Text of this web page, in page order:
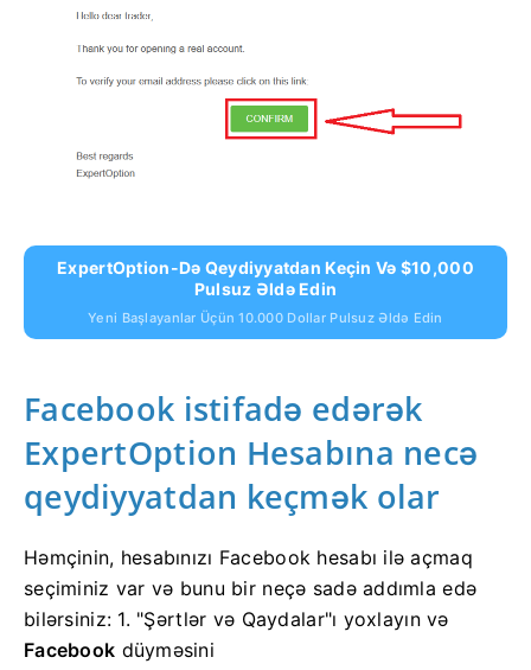
ExpertOption-Də Qeydiyyatdan Keçin Və $10,000
Pulsuz Əldə Edin
Yeni Başlayanlar Üçün 10.000 Dollar Pulsuz Əldə Edin
Facebook istifadə edərək
ExpertOption Hesabına necə
qeydiyyatdan keçmək olar
Həmçinin, hesabınızı Facebook hesabı ilə açmaq
seçiminiz var və bunu bir neçə sadə addımla edə
bilərsiniz: 1. "Şərtlər və Qaydalar"ı yoxlayın və
Facebook düyməsini